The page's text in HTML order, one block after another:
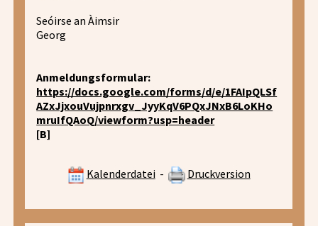
Seóirse an Àimsir
Georg
Anmeldungsformular:
https://docs.google.com/forms/d/e/1FAIpQLSf
AZxJjxouVujpnrxgv_JyyKqV6PQxJNxB6LoKHo
mruIfQAoQ/viewform?usp=header
[B]
Kalenderdatei- Druckversion